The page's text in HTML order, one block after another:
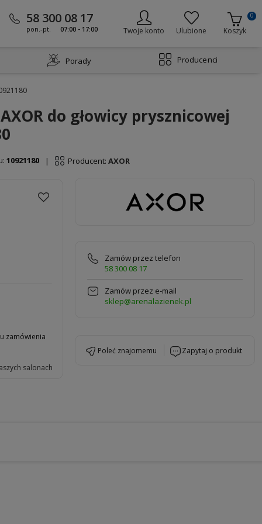
58 300 08 17
pon.-pt. 07:00 - 17:00 Twoje konto Ulubione Koszyk
0
Porady Producenci
do głowicy prysznicowej
10921180 | Producent: AXOR
zamówienia
salonach
Zamów przez telefon
58 300 08 17
Zamów przez e-mail
sklep@arenalazienek.pl
poleć znajomemu zapytaj o produkt